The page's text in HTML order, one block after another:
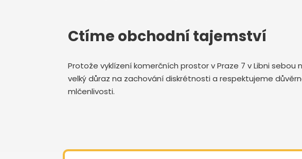
Ctíme obchodní tajemství
Protože vyklízení komerčních prostor v Praze 7 v Libni
velký důraz na zachování diskrétnosti a respektujeme
mlčenlivosti.